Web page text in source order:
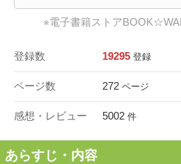
※電子書籍ストア
登録数 19295 登録
ページ数 272 ページ
感想・レビュー 5002 件
あらすじ・内容